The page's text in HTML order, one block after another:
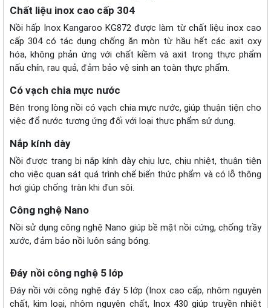
Chất liệu inox cao cấp 304
Nồi hấp Inox Kangaroo KG872 được làm từ chất liệu inox cao
cấp 304 có tác dụng chống ăn mòn từ hầu hết các axit oxy
hóa, không phản ứng với chất kiềm và axit trong thực phẩm
nấu chín, rau quả, đảm bảo vệ sinh an toàn thực phẩm.
Có vạch chia mực nước
Bên trong lòng nồi có vạch chia mực nước, giúp thuận tiện cho
việc đổ nước tương ứng đối với loại thực phẩm sử dụng.
Nắp kính dày
Nồi được trang bị nắp kính dày chịu lực, chịu nhiệt, thuận tiện
cho việc quan sát quá trình chế biến thức phẩm và có lỗ thông
hơi giúp chống tràn khi đun sôi.
Công nghệ Nano
Nồi sử dụng công nghệ Nano giúp bề mặt nồi cứng, chống trầy
xước, đảm bảo nồi luôn sáng bóng.
Đáy nồi công nghệ 5 lớp
Đáy nồi với công nghệ đáy 5 lớp (Inox cao cấp, nhôm nguyên
chất, kim loại, nhôm nguyên chất, Inox 430 giúp truyền nhiệt